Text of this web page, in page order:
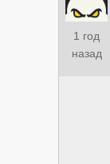
1 год
назад